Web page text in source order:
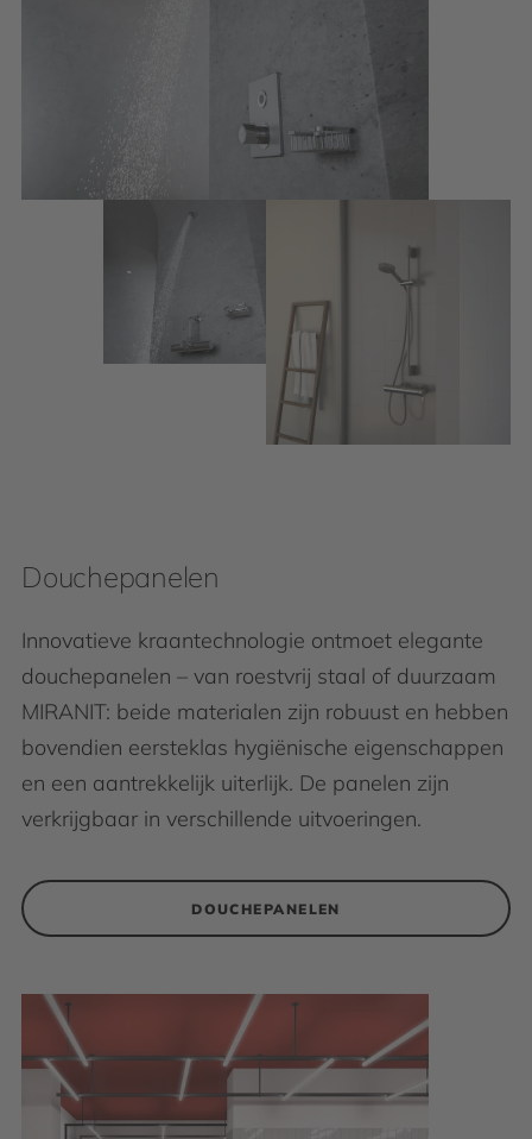
Douchepanelen
Innovatieve kraantechnologie ontmoet elegante
douchepanelen – van roestvrij staal of duurzaam
MIRANIT: beide materialen zijn robuust en hebben
bovendien eersteklas hygiënische eigenschappen
en een aantrekkelijk uiterlijk. De panelen zijn
verkrijgbaar in verschillende uitvoeringen.
DOUCHEPANELEN